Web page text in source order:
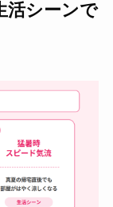
活シーンで